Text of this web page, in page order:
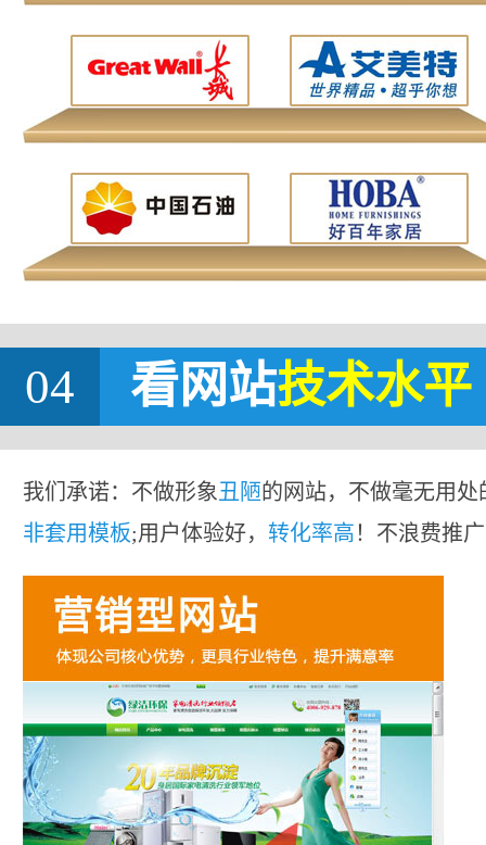
04 看网站技术水平
我们承诺：不做形象丑陋的网站，不做毫无用处
非套用模板;用户体验好， 转化率高！不浪费推